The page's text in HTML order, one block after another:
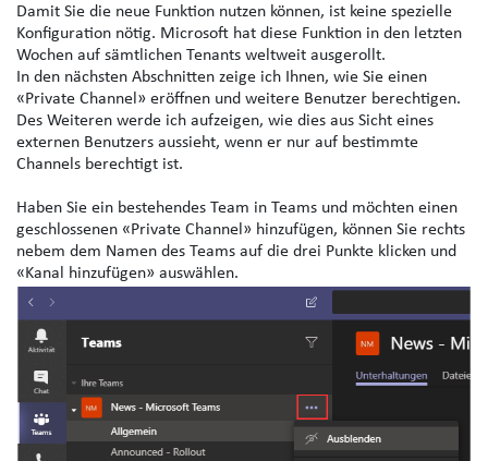
Damit Sie die neue Funktion nutzen können, ist keine spezielle
Konfiguration nötig. Microsoft hat diese Funktion in den letzten
Wochen auf sämtlichen Tenants weltweit ausgerollt.
In den nächsten Abschnitten zeige ich Ihnen, wie Sie einen
«Private Channel» eröffnen und weitere Benutzer berechtigen.
Des Weiteren werde ich aufzeigen, wie dies aus Sicht eines
externen Benutzers aussieht, wenn er nur auf bestimmte
Channels berechtigt ist.
Haben Sie ein bestehendes Team in Teams und möchten einen
geschlossenen «Private Channel» hinzufügen, können Sie rechts
nebem dem Namen des Teams auf die drei Punkte klicken und
«Kanal hinzufügen» auswählen.